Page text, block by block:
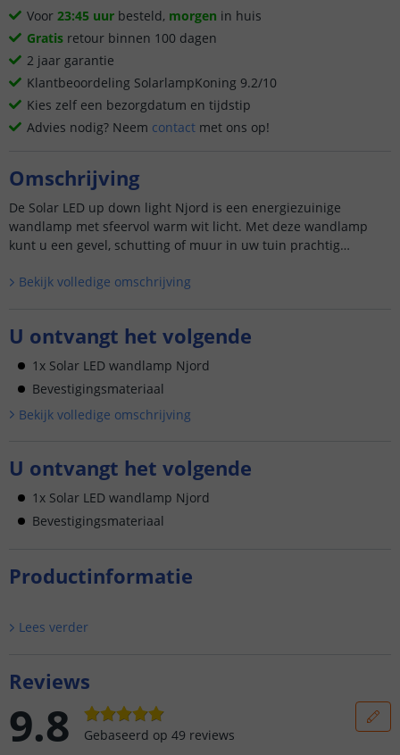
Voor 23:45 uur besteld, morgen in huis
Gratis retour binnen 100 dagen
2 jaar garantie
Klantbeoordeling SolarlampKoning 9.2/10
Kies zelf een bezorgdatum en tijdstip
Advies nodig? Neem contact met ons op!
Omschrijving
De Solar LED up down light Njord is een energiezuinige
wandlamp met sfeervol warm wit licht. Met deze wandlamp
kunt u een gevel, schutting of muur in uw tuin prachtig
Bekijk volledige omschrijving
U ontvangt het volgende
1x Solar LED wandlamp Njord
Bevestigingsmateriaal
Bekijk volledige omschrijving
U ontvangt het volgende
1x Solar LED wandlamp Njord
Bevestigingsmateriaal
Productinformatie
Lees verder
Reviews
9.8 Gebaseerd op 49 reviews